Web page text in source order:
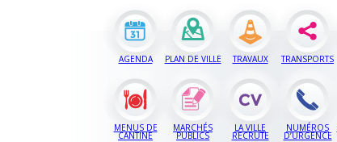
AGENDA PLAN DE VILLE TRAVAUX TRANSPORTS
MENUS DE
CANTINE
MARCHÉS
PUBLICS
LA VILLE
RECRUTE
NUMÉROS
D’URGENCE